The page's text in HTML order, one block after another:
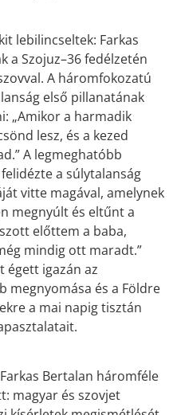
lebilincseltek: Farkas
a Szojuz–36 fedélzetén
A háromfokozatú
első pillanatának
„Amikor a harmadik
lesz, és a kezed
A legmeghatóbb
a súlytalanság
vitte magával, amelynek
megnyúlt és eltűnt a
előttem a baba,
mindig ott maradt.”
égett igazán az
megnyomása és a Földre
a mai napig tisztán
Bertalan háromféle
magyar és szovjet